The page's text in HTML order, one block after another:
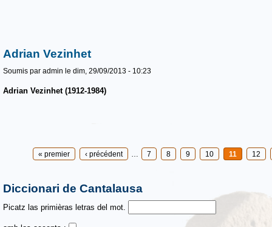
Adrian Vezinhet
Soumis par admin le dim, 29/09/2013 - 10:23
Adrian Vezinhet (1912-1984)
Pages « premier ‹ précédent 7 8 9 10 11 12
Diccionari de Cantalausa
Picatz las primièras letras del mot.